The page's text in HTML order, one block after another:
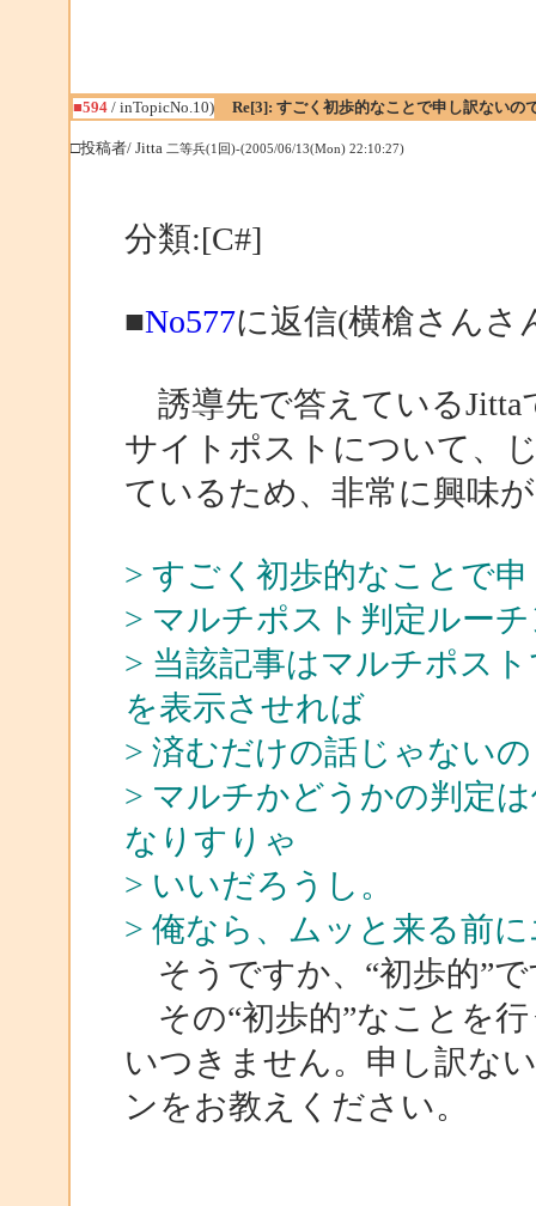
■594/ inTopicNo.10) Re[3]: すごく初歩的なことで申し訳ないの
□投稿者/ Jitta 二等兵(1回)-(2005/06/13(Mon) 22:10:27)
分類:[C#]
■No577に返信(横槍さんさ
誘導先で答えているJitta
サイトポストについて、
ているため、非常に興味
> すごく初歩的なことで
> マルチポスト判定ルー
> 当該記事はマルチポス
を表示させれば
> 済むだけの話じゃない
> マルチかどうかの判定
なりすりゃ
> いいだろうし。
> 俺なら、ムッと来る前
そうですか、“初歩的”
その“初歩的”なことを
いつきません。申し訳な
ンをお教えください。